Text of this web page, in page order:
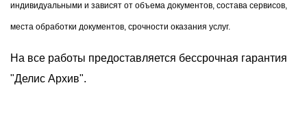
индивидуальными и зависят от объема документов, состава сервисов,
места обработки документов, срочности оказания услуг.
На все работы предоставляется бессрочная гарантия
"Делис Архив".